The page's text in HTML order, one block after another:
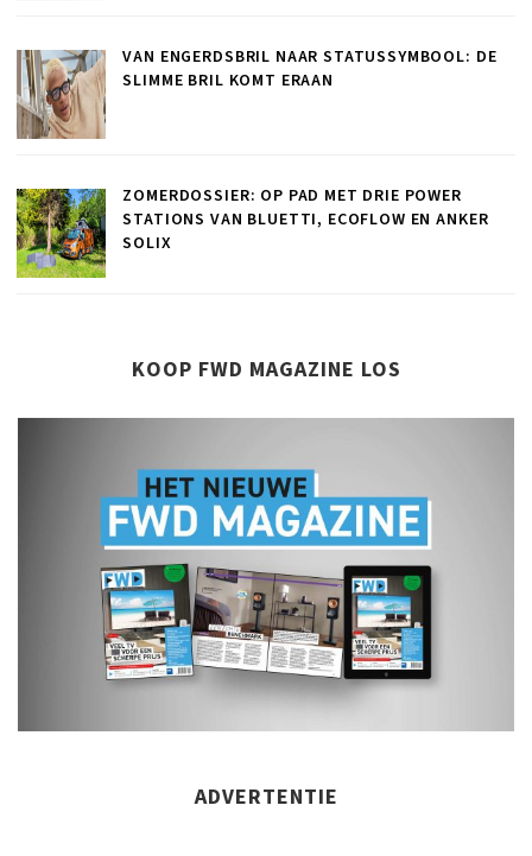
VAN ENGERDSBRIL NAAR STATUSSYMBOOL: DE
SLIMME BRIL KOMT ERAAN
ZOMERDOSSIER: OP PAD MET DRIE POWER
STATIONS VAN BLUETTI, ECOFLOW EN ANKER
SOLIX
KOOP FWD MAGAZINE LOS
ADVERTENTIE